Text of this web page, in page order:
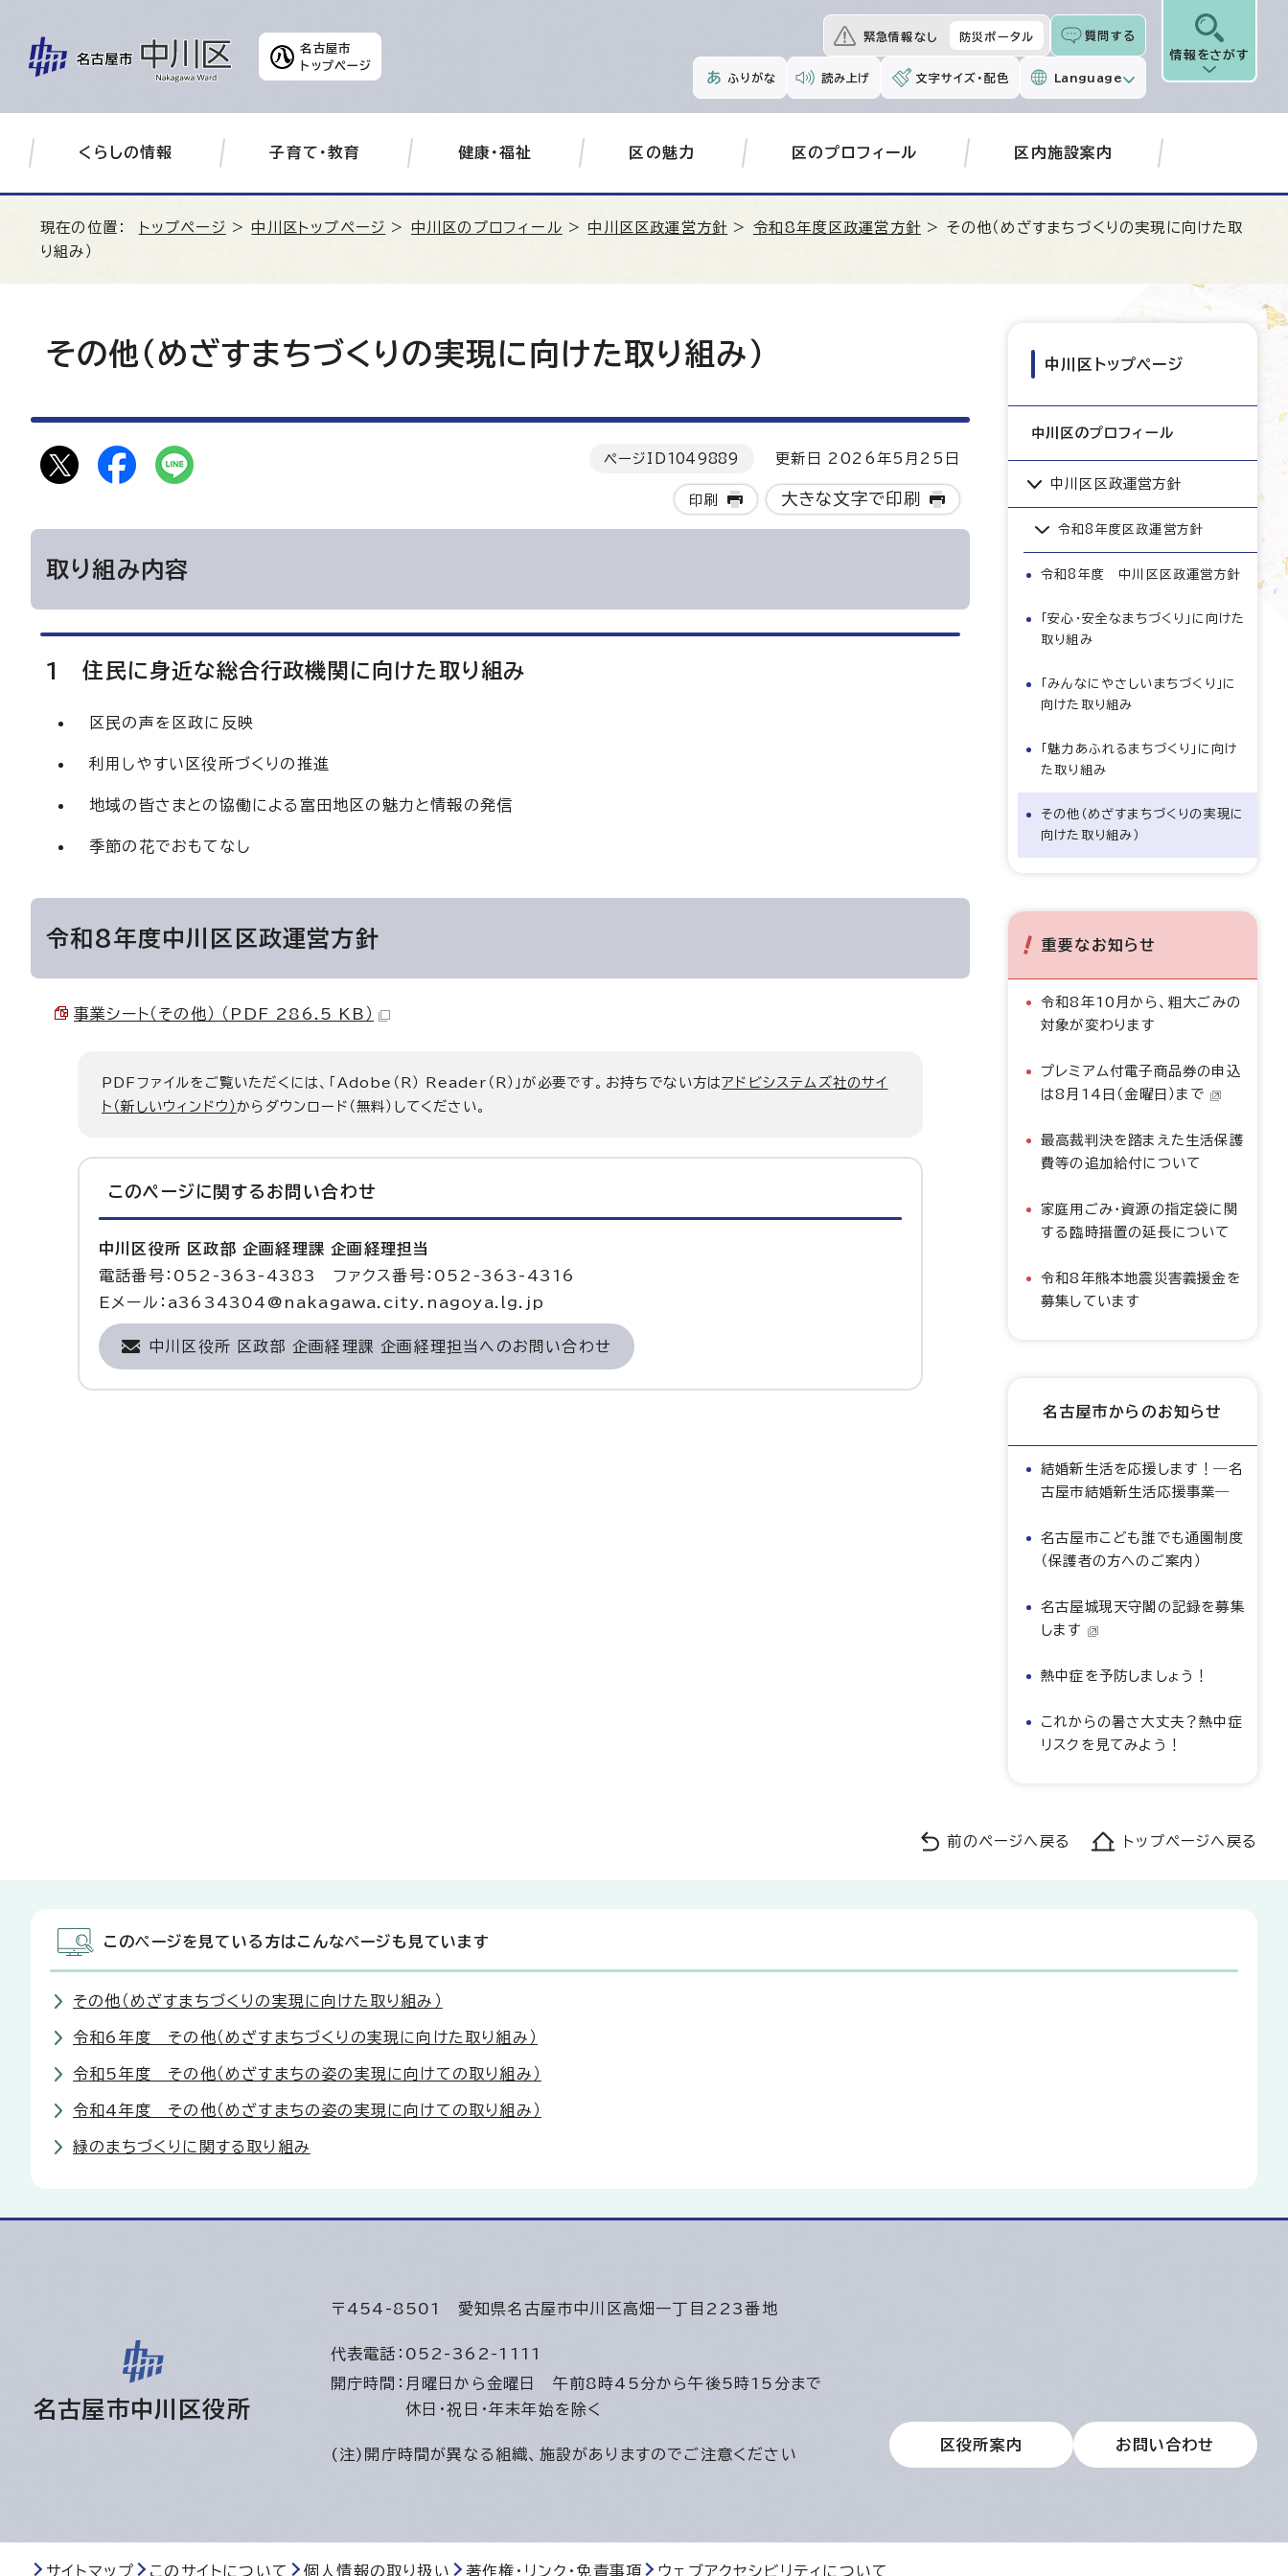
名古屋市
トップページ
緊急情報なし 防災ポータル 質問する
ふりがな 読み上げ 文字サイズ・配色 Language
情報をさがす
くらしの情報 子育て・教育 健康・福祉 区の魅力 区のプロフィール 区内施設案内
現在の位置： トップページ > 中川区トップページ > 中川区のプロフィール > 中川区区政運営方針 > 令和8年度区政運営方針 > その他（めざすまちづくりの実現に向けた取
り組み）
その他（めざすまちづくりの実現に向けた取り組み）
ページID 1049889 更新日 2026年5月25日
印刷 大きな文字で印刷
取り組み内容
1 住民に身近な総合行政機関に向けた取り組み
区民の声を区政に反映
利用しやすい区役所づくりの推進
地域の皆さまとの協働による富田地区の魅力と情報の発信
季節の花でおもてなし
令和8年度中川区区政運営方針
事業シート（その他） （PDF 286.5 KB）
PDFファイルをご覧いただくには、「Adobe（R） Reader（R）」が必要です。お持ちでない方はアドビシステムズ社のサイ
ト（新しいウィンドウ）からダウンロード（無料）してください。
このページに関する お問い合わせ
中川区役所 区政部 企画経理課 企画経理担当
電話番号：052-363-4383 ファクス番号：052-363-4316
Eメール：a3634304@nakagawa.city.nagoya.lg.jp
中川区役所 区政部 企画経理課 企画経理担当へのお問い合わせ
中川区トップページ
中川区のプロフィール
中川区区政運営方針
令和8年度区政運営方針
令和8年度 中川区区政運営方針
「安心・安全なまちづくり」に向けた
取り組み
「みんなにやさしいまちづくり」に
向けた取り組み
「魅力あふれるまちづくり」に向け
た取り組み
その他（めざすまちづくりの実現に
向けた取り組み）
重要なお知らせ
令和8年10月から、粗大ごみの
対象が変わります
プレミアム付電子商品券の申込
は8月14日（金曜日）まで
最高裁判決を踏まえた生活保護
費等の追加給付について
家庭用ごみ・資源の指定袋に関
する臨時措置の延長について
令和8年熊本地震災害義援金を
募集しています
名古屋市からのお知らせ
結婚新生活を応援します！―名
古屋市結婚新生活応援事業―
名古屋市こども誰でも通園制度
（保護者の方へのご案内）
名古屋城現天守閣の記録を募集
します
熱中症を予防しましょう！
これからの暑さ大丈夫？熱中症
リスクを見てみよう！
前のページへ戻る トップページへ戻る
このページを見ている方はこんなページも見ています
その他（めざすまちづくりの実現に向けた取り組み）
令和6年度 その他（めざすまちづくりの実現に向けた取り組み）
令和5年度 その他（めざすまちの姿の実現に向けての取り組み）
令和4年度 その他（めざすまちの姿の実現に向けての取り組み）
緑のまちづくりに関する取り組み
名古屋市中川区役所
〒454-8501 愛知県名古屋市中川区高畑一丁目223番地
代表電話： 052-362-1111
開庁時間： 月曜日から金曜日 午前8時45分から午後5時15分まで
休日・祝日・年末年始を除く
(注)開庁時間が異なる組織、施設がありますのでご注意ください
区役所案内 お問い合わせ
サイトマップ このサイトについて 個人情報の取り扱い 著作権・リンク・免責事項 ウェブアクセシビリティについて